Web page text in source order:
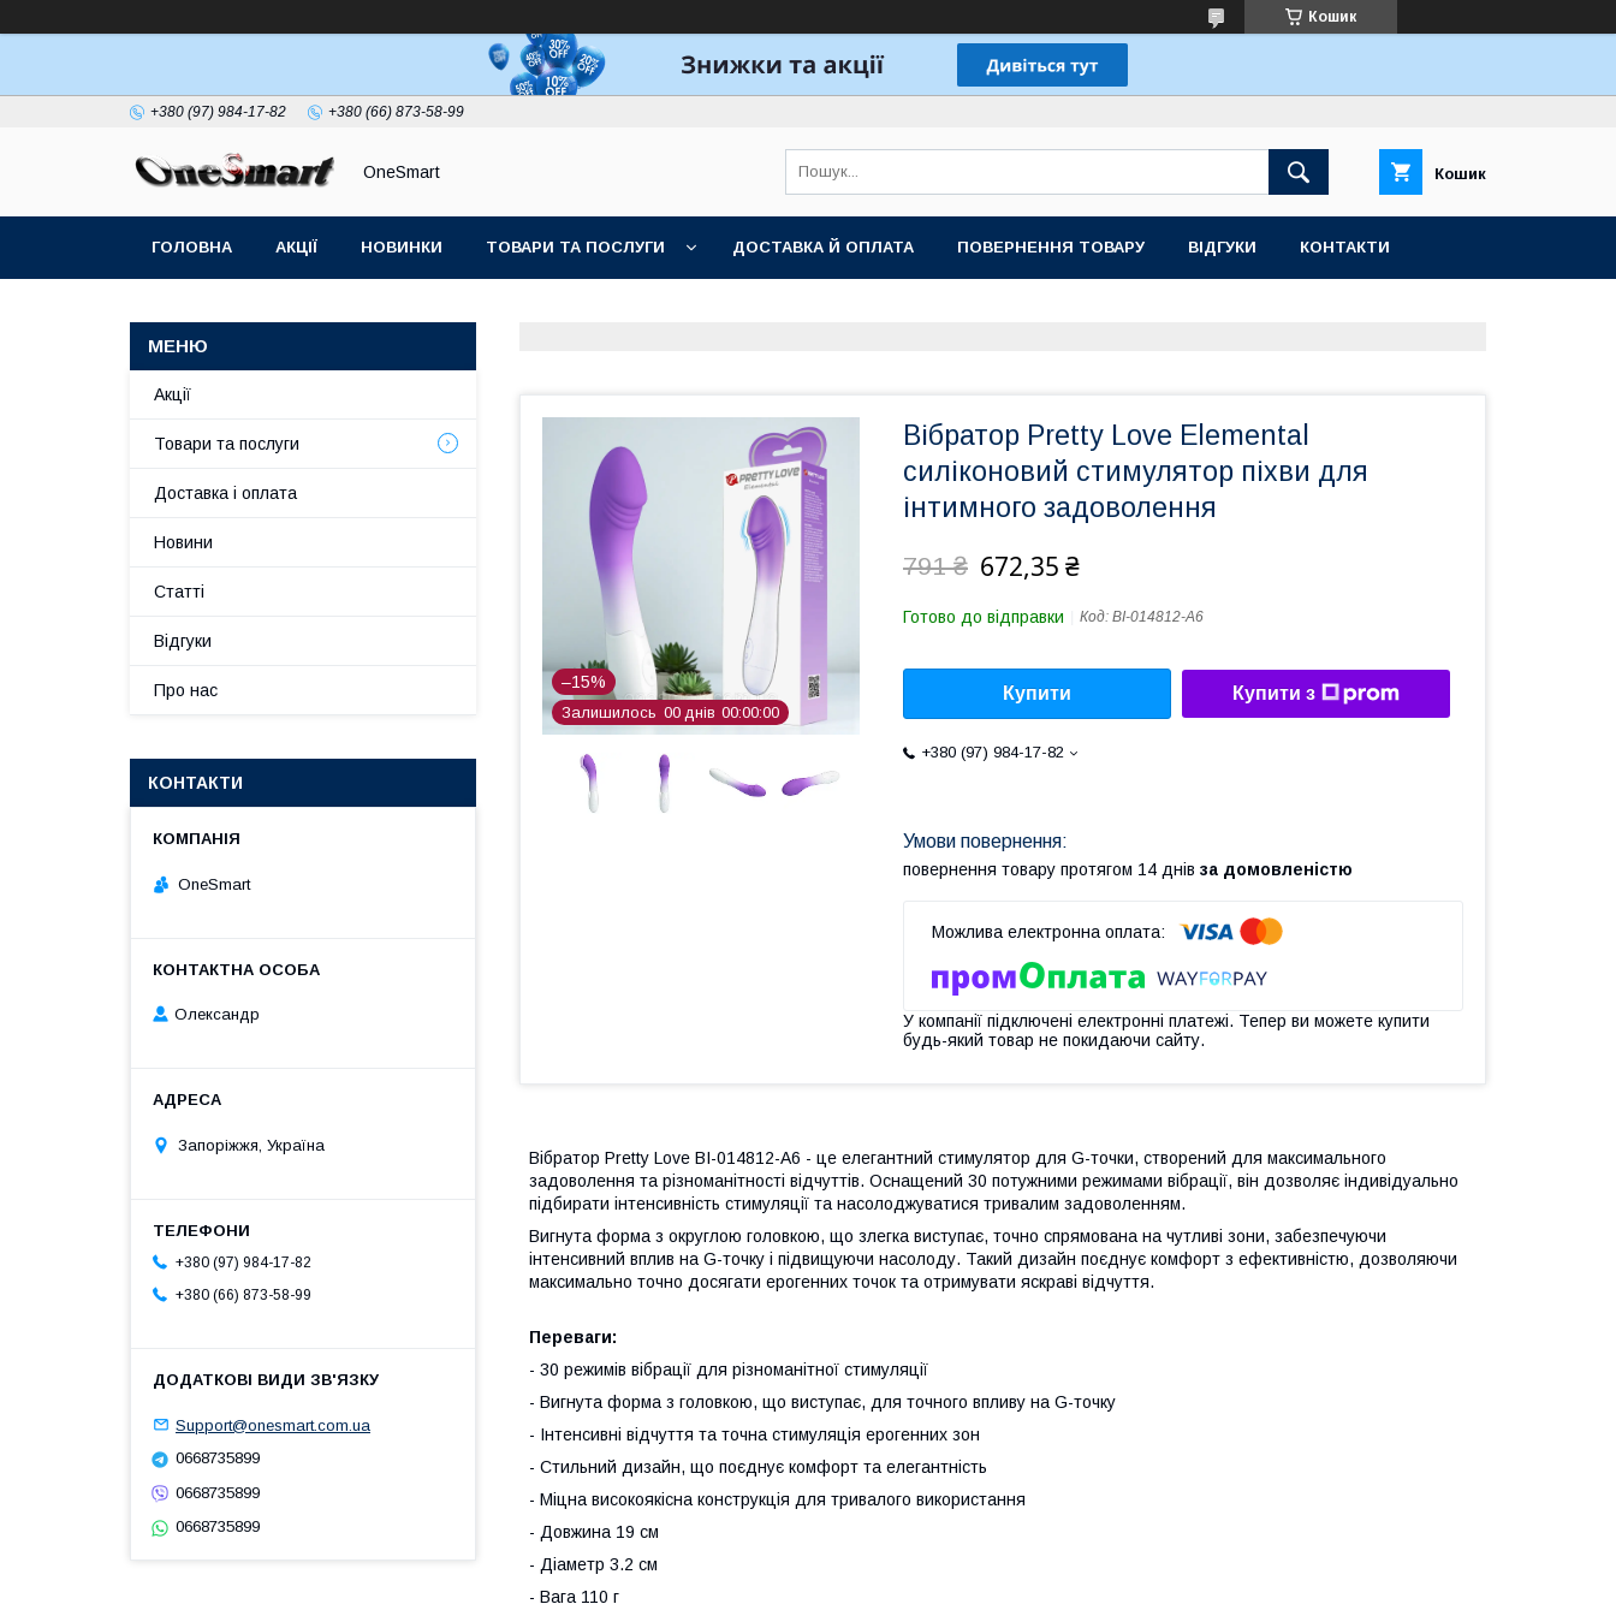
Кошик
+380 (97) 984-17-82 +380 (66) 873-58-99
OneSmart Кошик
ГОЛОВНА АКЦІЇ НОВИНКИ ТОВАРИ ТА ПОСЛУГИ ДОСТАВКА Й ОПЛАТА ПОВЕРНЕННЯ ТОВАРУ ВІДГУКИ КОНТАКТИ
–15%
Залишилось 00 днів 00 00 00
Вібратор Pretty Love Elemental
силіконовий стимулятор піхви для
інтимного задоволення
791 ₴ 672,35 ₴
Готово до відправки Код: BI-014812-A6
Купити Купити з
+380 (97) 984-17-82
повернення товару протягом 14 днів за домовленістю
У компанії підключені електронні платежі. Тепер ви можете купити
будь-який товар не покидаючи сайту.
Вібратор Pretty Love BI-014812-A6 - це елегантний стимулятор для G-точки, створений для максимального
задоволення та різноманітності відчуттів. Оснащений 30 потужними режимами вібрації, він дозволяє індивідуально
підбирати інтенсивність стимуляції та насолоджуватися тривалим задоволенням.
Вигнута форма з округлою головкою, що злегка виступає, точно спрямована на чутливі зони, забезпечуючи
інтенсивний вплив на G-точку і підвищуючи насолоду. Такий дизайн поєднує комфорт з ефективністю, дозволяючи
максимально точно досягати ерогенних точок та отримувати яскраві відчуття.
Переваги:
- 30 режимів вібрації для різноманітної стимуляції
- Вигнута форма з головкою, що виступає, для точного впливу на G-точку
- Інтенсивні відчуття та точна стимуляція ерогенних зон
- Стильний дизайн, що поєднує комфорт та елегантність
- Міцна високоякісна конструкція для тривалого використання
- Довжина 19 см
- Діаметр 3.2 см
- Вага 110 г
Акції
Товари та послуги
Доставка і оплата
Новини
Статті
Відгуки
Про нас
КОНТАКТИ
OneSmart
Олександр
Запоріжжя, Україна
+380 (97) 984-17-82
+380 (66) 873-58-99
Support@onesmart.com.ua
0668735899
0668735899
0668735899